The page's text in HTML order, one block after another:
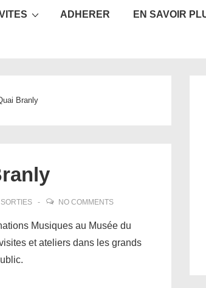
ADHERER EN SAVOIR
Branly
SORTIES NO COMMENTS
Musiques au Musée du
et ateliers dans les grands